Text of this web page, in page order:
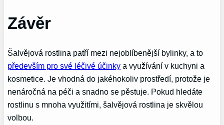
Závěr
Šalvějová rostlina patří mezi nejoblíbenější bylinky, a to
především pro své léčivé účinky a využívání v kuchyni a
kosmetice. Je vhodná do jakéhokoliv prostředí, protože je
nenáročná na péči a snadno se pěstuje. Pokud hledáte
rostlinu s mnoha využitími, šalvějová rostlina je skvělou
volbou.